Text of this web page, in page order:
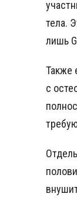
тела.
лишь
Также
с